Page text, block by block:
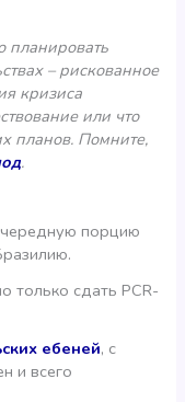
планировать
– рискованное
кризиса
или что
планов. Помните,
.
порцию
только сдать PCR-
ебеней, с
и всего